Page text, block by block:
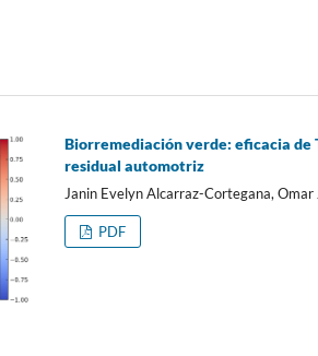
Biorremediación verde: eficacia de
residual automotriz
Janin Evelyn Alcarraz-Cortegana,
PDF